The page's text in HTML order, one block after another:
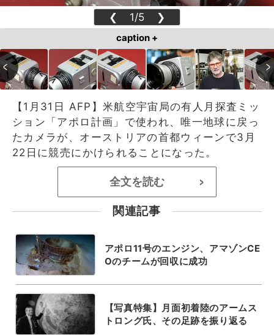
❮ 1/5 ❯
caption +
【1月31日 AFP】米航空宇宙局の有人月探査ミッ
ション「アポロ計画」で使われ、唯一地球に戻っ
たカメラが、オーストリアの首都ウィーンで3月
22日に競売にかけられることになった。
全文を読む >
関連記事
アポロ11号のエンジン、アマゾンCE
Oのチームが回収に成功
【写真特集】月面初着陸のアームス
トロング氏、その足跡を振り返る